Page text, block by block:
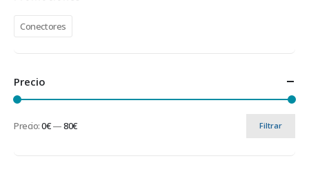
Conectores
Precio
Filtrar
Precio:0€—80€